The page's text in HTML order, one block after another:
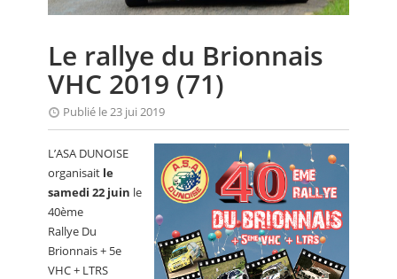
ANNUAIRES
PETITES ANNONCES
Le rallye du Brionnais
VHC 2019 (71)
Publié le 23 jui 2019
L’ASA DUNOISE
organisait le
samedi 22 juin le
40ème
Rallye Du
Brionnais + 5e
VHC + LTRS